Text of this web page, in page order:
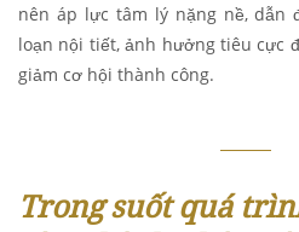
nên áp lực tâm lý nặng nề, dẫn
loạn nội tiết, ảnh hưởng tiêu cực
giảm cơ hội thành công.
Trong suốt quá